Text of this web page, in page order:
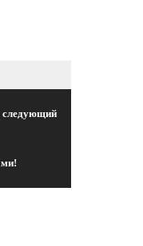
следующий